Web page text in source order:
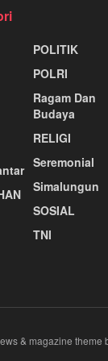
POLITIK
POLRI
Ragam Dan
Budaya
RELIGI
Seremonial
Simalungun
SOSIAL
TNI
& magazine theme